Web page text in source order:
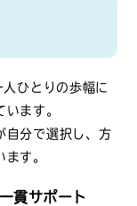
ひとりの歩幅に
ます。
自分で選択し、方
す。
貫サポート